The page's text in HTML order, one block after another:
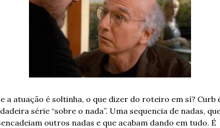
a atuação é soltinha, o que dizer do roteiro em sí? Curb
série “sobre o nada”. Uma sequencia de nadas,
outros nadas e que acabam dando em tudo. É